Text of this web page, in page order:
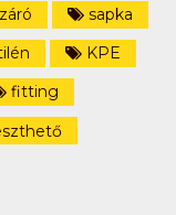
sapka
KPE
fitting